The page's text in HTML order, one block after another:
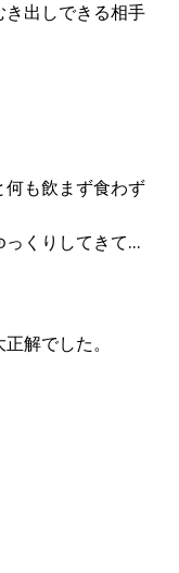
出しできる相手
何も飲まず食わず
っくりしてきて…
解でした。